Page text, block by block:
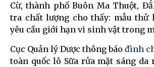
Cừ, thành phố Buôn Ma Thuột,
tra chất lượng cho thấy: mẫu thử
yêu cầu giới hạn vi sinh vật trong
Cục Quản lý Dược thông báo đình
toàn quốc lô Sữa rửa mặt sáng da